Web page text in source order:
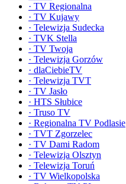
· TV Regionalna
· TV Kujawy
· Telewizja Sudecka
· TVK Stella
· TV Twoja
· Telewizja Gorzów
· dlaCiebieTV
· Telewizja TVT
· TV Jasło
· HTS Słubice
· Truso TV
· Regionalna TV Podlasie
· TVT Zgorzelec
· TV Dami Radom
· Telewizja Olsztyn
· Telewizja Toruń
· TV Wielkopolska